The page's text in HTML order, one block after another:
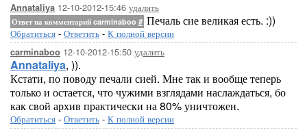
Annataliya 12-10-2012-15:46 удалить
Ответ на комментарий carminaboo # Печаль сие великая есть. :))
Обратиться - Ответить - К полной версии
carminaboo 12-10-2012-15:50 удалить
Annataliya, )).
Кстати, по поводу печали сией. Мне так и вообще теперь
только и остается, что чужими взглядами наслаждаться, бо
как свой архив практически на 80% уничтожен.
Обратиться - Ответить - К полной версии